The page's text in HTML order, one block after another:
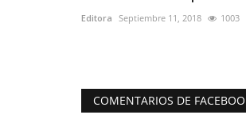
Editora Septiembre 11, 2018 1003
COMENTARIOS DE